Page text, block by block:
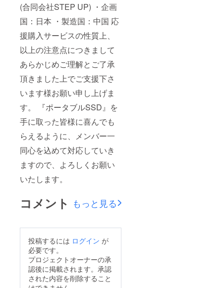
(合同会社STEP UP) ・企画
国：日本 ・製造国：中国 応
援購入サービスの性質上、
以上の注意点につきまして
あらかじめご理解とご了承
頂きました上でご支援下さ
います様お願い申し上げま
す。 『ポータブルSSD』を
手に取った皆様に喜んでも
らえるように、メンバー一
同心を込めて対応していき
ますので、よろしくお願い
いたします。
コメント もっと見る
投稿するには ログイン が
必要です。
プロジェクトオーナーの承
認後に掲載されます。承認
された内容を削除すること